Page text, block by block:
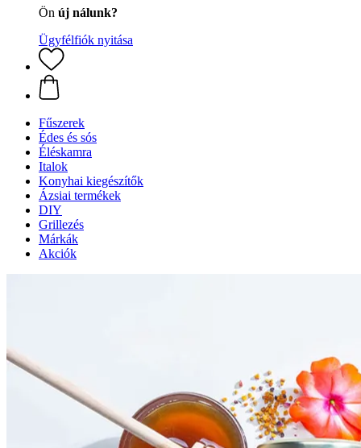
Ön új nálunk?
Ügyfélfiók nyitása
Fűszerek
Édes és sós
Éléskamra
Italok
Konyhai kiegészítők
Ázsiai termékek
DIY
Grillezés
Márkák
Akciók